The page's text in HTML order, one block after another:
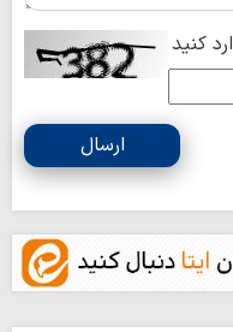
کنید
ارسال